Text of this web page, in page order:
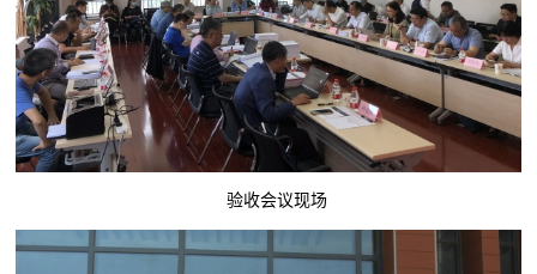
验收会议现场